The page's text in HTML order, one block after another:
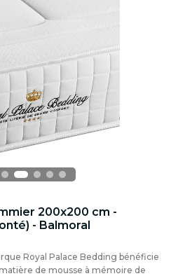
200x200 cm -
- Balmoral
Royal Palace Bedding bénéficie
de mousse à mémoire de